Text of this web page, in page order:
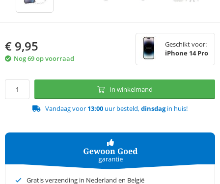
€ 9,95
Nog 69 op voorraad
Geschikt voor:
iPhone 14 Pro
In winkelmand
Vandaag voor 13:00 uur besteld,dinsdagin huis!
Gratis verzending in Nederland en België